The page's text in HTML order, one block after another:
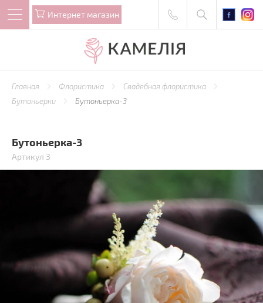
Интернет магазин
Главная Флористика
Свадебная флористика
Бутоньерки
Бутоньерка-3
Бутоньерка-3
Артикул 3